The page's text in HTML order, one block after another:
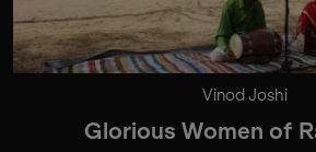
Vinod Joshi
Glorious Women of